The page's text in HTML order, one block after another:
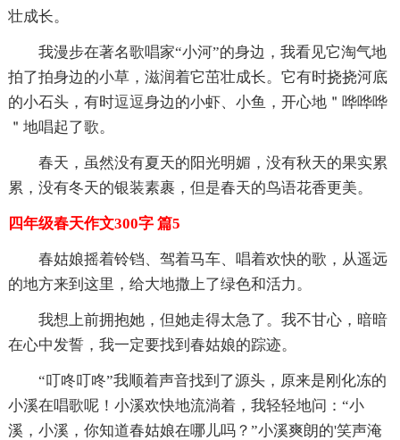
壮成长。
我漫步在著名歌唱家“小河”的身边，我看见它淘气地
拍了拍身边的小草，滋润着它茁壮成长。它有时挠挠河底
的小石头，有时逗逗身边的小虾、小鱼，开心地＂哗哗哗
＂地唱起了歌。
春天，虽然没有夏天的阳光明媚，没有秋天的果实累
累，没有冬天的银装素裹，但是春天的鸟语花香更美。
四年级春天作文300字 篇5
春姑娘摇着铃铛、驾着马车、唱着欢快的歌，从遥远
的地方来到这里，给大地撒上了绿色和活力。
我想上前拥抱她，但她走得太急了。我不甘心，暗暗
在心中发誓，我一定要找到春姑娘的踪迹。
“叮咚叮咚”我顺着声音找到了源头，原来是刚化冻的
小溪在唱歌呢！小溪欢快地流淌着，我轻轻地问：“小
溪，小溪，你知道春姑娘在哪儿吗？”小溪爽朗的'笑声淹